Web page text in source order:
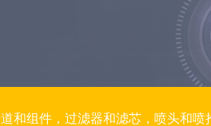
和组件，过滤器和滤芯，喷头和喷